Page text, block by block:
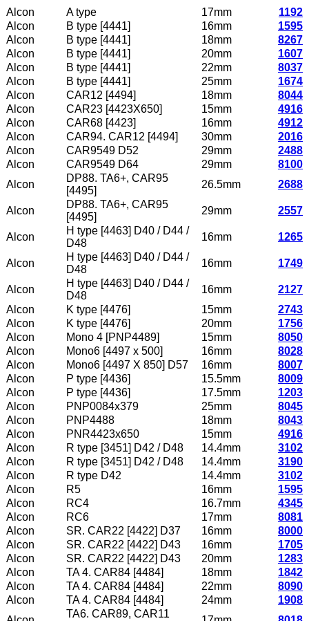
Alcon
A type 17mm
1192
Alcon
B type [4441] 16mm
1595
Alcon
B type [4441] 18mm
8267
Alcon
B type [4441] 20mm
1607
Alcon
B type [4441] 22mm
8037
Alcon
B type [4441] 25mm
1674
Alcon
CAR12 [4494] 18mm
8044
Alcon
CAR23 [4423X650] 15mm
4916
Alcon
CAR68 [4423] 16mm
4912
Alcon
CAR94. CAR12 [4494] 30mm
2016
Alcon
CAR9549 D52 29mm
2488
Alcon
CAR9549 D64 29mm
8100
Alcon
DP88. TA6+, CAR95
[4495]
26.5mm 2688
Alcon
DP88. TA6+, CAR95
[4495]
29mm 2557
Alcon
H type [4463] D40 / D44 /
D48
16mm 1265
Alcon
H type [4463] D40 / D44 /
D48
16mm 1749
Alcon
H type [4463] D40 / D44 /
D48
16mm
2127
Alcon
K type [4476] 15mm
2743
Alcon
K type [4476] 20mm
1756
Alcon
Mono 4 [PNP4489] 15mm
8050
Alcon
Mono6 [4497 x 500] 16mm
8028
Alcon
Mono6 [4497 X 850] D57 16mm
8007
Alcon
P type [4436] 15.5mm
8009
Alcon
P type [4436] 17.5mm
1203
Alcon
PNP0084x379 25mm
8045
Alcon
PNP4488 18mm
8043
Alcon
PNR4423x650 15mm
4916
Alcon
R type [3451] D42 / D48 14.4mm
3102
Alcon
R type [3451] D42 / D48 14.4mm
3190
Alcon
R type D42 14.4mm
3102
Alcon
R5 16mm
1595
Alcon
RC4 16.7mm
4345
Alcon
RC6 17mm
8081
Alcon
SR. CAR22 [4422] D37 16mm
8000
Alcon
SR. CAR22 [4422] D43 16mm
1705
Alcon
SR. CAR22 [4422] D43 20mm
1283
Alcon
TA 4. CAR84 [4484] 18mm
1842
Alcon
TA 4. CAR84 [4484] 22mm
8090
Alcon
TA 4. CAR84 [4484] 24mm
1908
TA6. CAR89, CAR11